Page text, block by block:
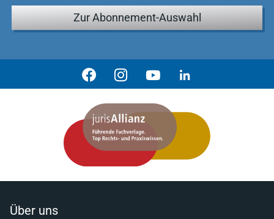
Zur Abonnement-Auswahl
Über uns